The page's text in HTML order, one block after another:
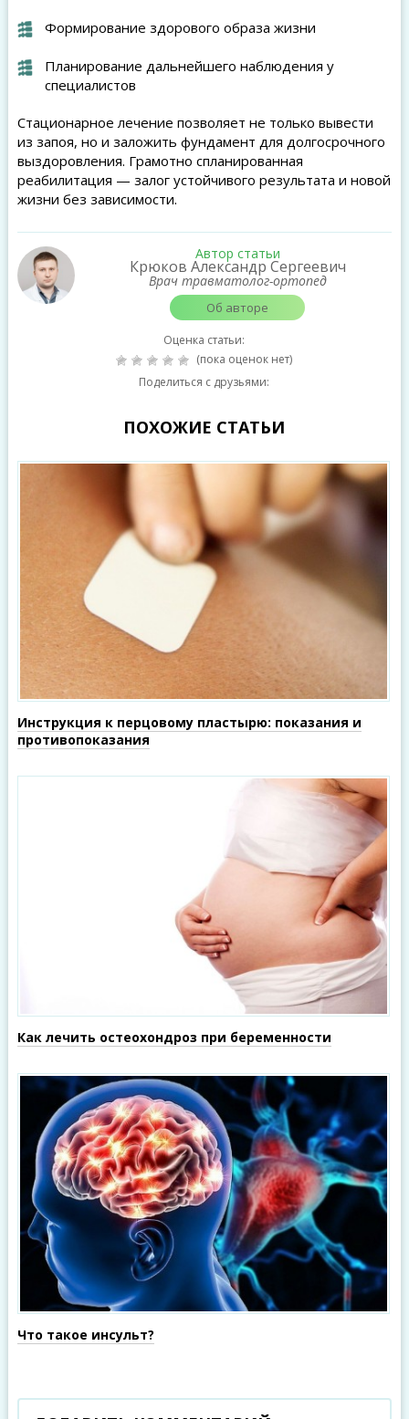
Формирование здорового образа жизни
Планирование дальнейшего наблюдения у
специалистов
Стационарное лечение позволяет не только вывести
из запоя, но и заложить фундамент для долгосрочного
выздоровления. Грамотно спланированная
реабилитация — залог устойчивого результата и новой
жизни без зависимости.
Автор статьи
Крюков Александр Сергеевич
Врач травматолог-ортопед
Об авторе
Оценка статьи:
(пока оценок нет)
Поделиться с друзьями:
ПОХОЖИЕ СТАТЬИ
Инструкция к перцовому пластырю: показания и
противопоказания
Как лечить остеохондроз при беременности
Что такое инсульт?